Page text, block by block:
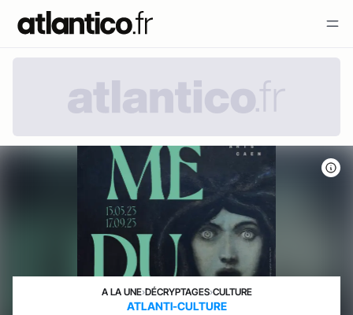
A LA UNE›DÉCRYPTAGES›CULTURE
ATLANTI-CULTURE